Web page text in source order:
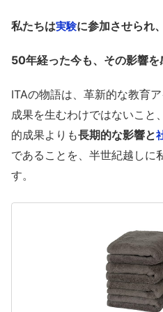
私たちは実験に参加させられ
50年経った今も、その影響を
ITAの物語は、革新的な教育
成果を生むわけではないこと
的成果よりも長期的な影響と
であることを、半世紀越しに
す。